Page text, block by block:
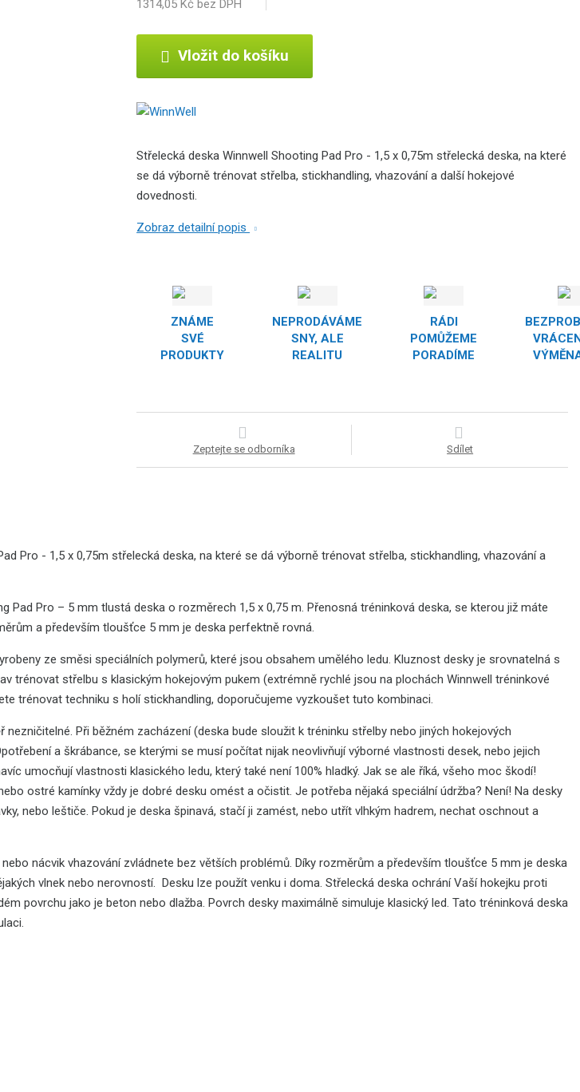
1314,05 Kč bez DPH
Vložit do košíku
Střelecká deska Winnwell Shooting Pad Pro - 1,5 x 0,75m střelecká deska, na které
se dá výborně trénovat střelba, stickhandling, vhazování a další hokejové
dovednosti.
Zobraz detailní popis
ZNÁME
SVÉ
PRODUKTY
NEPRODÁVÁME
SNY, ALE
REALITU
RÁDI
POMŮŽEME
PORADÍME
Zeptejte se odborníka Sdílet
Pro - 1,5 x 0,75m střelecká deska, na které se dá výborně trénovat střelba, stickhandling, vhazování a
Pad Pro – 5 mm tlustá deska o rozměrech 1,5 x 0,75 m. Přenosná tréninková deska, se kterou již máte
a především tloušťce 5 mm je deska perfektně rovná.
ze směsi speciálních polymerů, které jsou obsahem umělého ledu. Kluznost desky je srovnatelná s
trénovat střelbu s klasickým hokejovým pukem (extrémně rychlé jsou na plochách Winnwell tréninkové
trénovat techniku s holí stickhandling, doporučujeme vyzkoušet tuto kombinaci.
Při běžném zacházení (deska bude sloužit k tréninku střelby nebo jiných hokejových
a škrábance, se kterými se musí počítat nijak neovlivňují výborné vlastnosti desek, nebo jejich
umocňují vlastnosti klasického ledu, který také není 100% hladký. Jak se ale říká, všeho moc škodí!
ostré kamínky vždy je dobré desku omést a očistit. Je potřeba nějaká speciální údržba? Není! Na desky
nebo leštiče. Pokud je deska špinavá, stačí ji zamést, nebo utřít vlhkým hadrem, nechat oschnout a
nácvik vhazování zvládnete bez větších problémů. Díky rozměrům a především tloušťce 5 mm je deska
vlnek nebo nerovností. Desku lze použít venku i doma. Střelecká deska ochrání Vaší hokejku proti
povrchu jako je beton nebo dlažba. Povrch desky maximálně simuluje klasický led. Tato tréninková deska